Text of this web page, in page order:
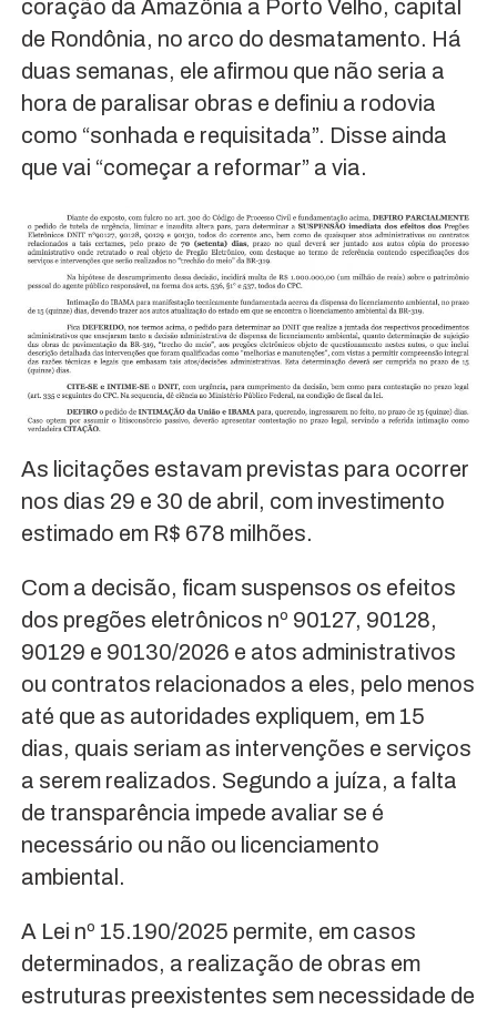
coração da Amazônia a Porto Velho, capital
de Rondônia, no arco do desmatamento. Há
duas semanas, ele afirmou que não seria a
hora de paralisar obras e definiu a rodovia
como “sonhada e requisitada”. Disse ainda
que vai “começar a reformar” a via.
As licitações estavam previstas para ocorrer
nos dias 29 e 30 de abril, com investimento
estimado em R$ 678 milhões.
Com a decisão, ficam suspensos os efeitos
dos pregões eletrônicos nº 90127, 90128,
90129 e 90130/2026 e atos administrativos
ou contratos relacionados a eles, pelo menos
até que as autoridades expliquem, em 15
dias, quais seriam as intervenções e serviços
a serem realizados. Segundo a juíza, a falta
de transparência impede avaliar se é
necessário ou não ou licenciamento
ambiental.
A Lei nº 15.190/2025 permite, em casos
determinados, a realização de obras em
estruturas preexistentes sem necessidade de